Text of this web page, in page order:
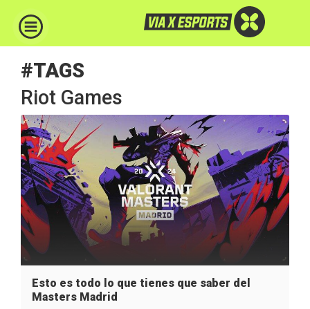
#TAGS
Riot Games
Esto es todo lo que tienes que saber del
Masters Madrid